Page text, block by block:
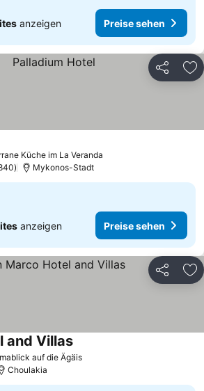
anzeigen Preise sehen
Teilen
Küche im La Veranda
sehen
Mykonos-Stadt
anzeigen Preise sehen
Teilen
auf die ÄgäisPreise sehen
and VillasPreise sehen
Choulakia